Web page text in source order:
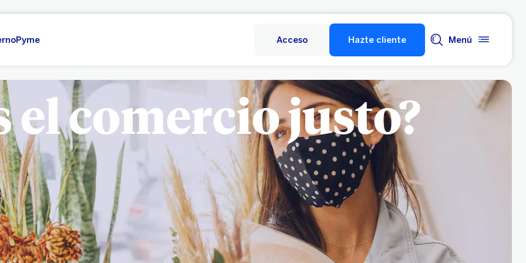
Pyme Acceso Hazte cliente Menú
el comercio justo?